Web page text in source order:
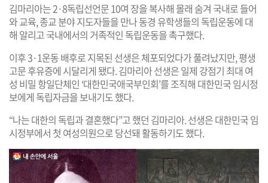
김마리아는 2·8독립선언문 10여 장을 복사해 몰래 숨겨 국내로 들어
와 교육, 종교 분야 지도자들을 만나 동경 유학생들의 독립운동에 대
해 알리고 국내에서의 거족적인 독립운동을 촉구했다.
이후 3·1운동 배후로 지목된 선생은 체포되었다가 풀려났지만, 평생
고문 후유증에 시달리게 됐다. 김마리아 선생은 일제 강점기 최대 여
성 비밀 항일단체인 ‘대한민국애국부인회’를 조직해 대한민국 임시정
보에게 독립자금을 보내기도 했다.
“나는 대한의 독립과 결혼했다”고 했던 김마리아. 선생은 대한민국 임
시정부에서 첫 여성의원으로 당선돼 활동하기도 했다.